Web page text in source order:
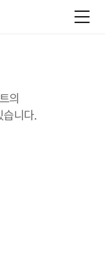
의
습니다.